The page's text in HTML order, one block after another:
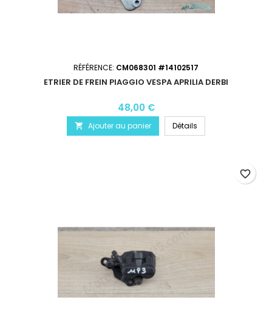
RÉFÉRENCE: CM068301 #14102517
ETRIER DE FREIN PIAGGIO VESPA APRILIA DERBI
48,00 €
 Ajouter au panier Détails
favorite_border